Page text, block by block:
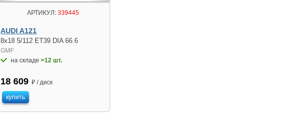
АРТИКУЛ: 339445
AUDI A121
8x18 5/112 ET39 DIA 66.6
GMF
на складе>12 шт.
18 609 ₽ / диск
купить